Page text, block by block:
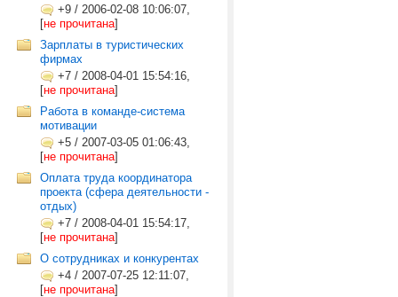
+9 / 2006-02-08 10:06:07,
[не прочитана]
Зарплаты в туристических
фирмах
+7 / 2008-04-01 15:54:16,
[не прочитана]
Работа в команде-система
мотивации
+5 / 2007-03-05 01:06:43,
[не прочитана]
Оплата труда координатора
проекта (сфера деятельности -
отдых)
+7 / 2008-04-01 15:54:17,
[не прочитана]
О сотрудниках и конкурентах
+4 / 2007-07-25 12:11:07,
[не прочитана]